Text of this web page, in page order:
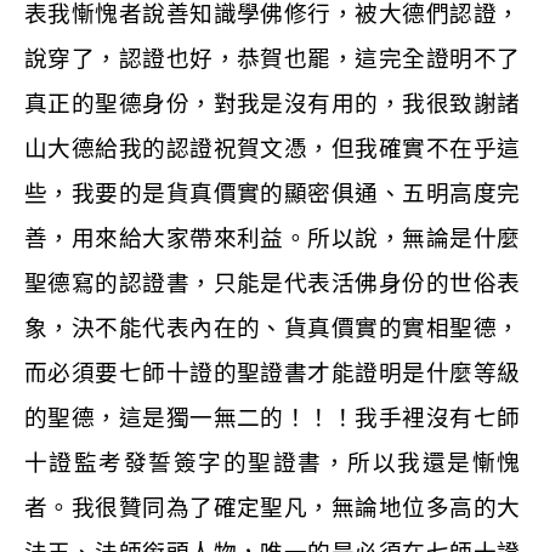
表我慚愧者說善知識學佛修行，被大德們認證，
說穿了，認證也好，恭賀也罷，這完全證明不了
真正的聖德身份，對我是沒有用的，我很致謝諸
山大德給我的認證祝賀文憑，但我確實不在乎這
些，我要的是貨真價實的顯密俱通、五明高度完
善，用來給大家帶來利益。所以說，無論是什麼
聖德寫的認證書，只能是代表活佛身份的世俗表
象，決不能代表內在的、貨真價實的實相聖德，
而必須要七師十證的聖證書才能證明是什麼等級
的聖德，這是獨一無二的！！！我手裡沒有七師
十證監考發誓簽字的聖證書，所以我還是慚愧
者。我很贊同為了確定聖凡，無論地位多高的大